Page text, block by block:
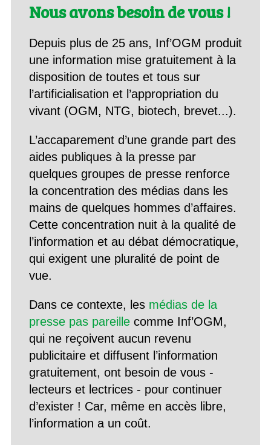
Nous avons besoin de vous !
Depuis plus de 25 ans, Inf’OGM produit
une information mise gratuitement à la
disposition de toutes et tous sur
l’artificialisation et l’appropriation du
vivant (OGM, NTG, biotech, brevet...).
L’accaparement d’une grande part des
aides publiques à la presse par
quelques groupes de presse renforce
la concentration des médias dans les
mains de quelques hommes d’affaires.
Cette concentration nuit à la qualité de
l’information et au débat démocratique,
qui exigent une pluralité de point de
vue.
Dans ce contexte, les médias de la
presse pas pareillecomme Inf’OGM,
qui ne reçoivent aucun revenu
publicitaire et diffusent l’information
gratuitement, ont besoin de vous -
lecteurs et lectrices - pour continuer
d’exister ! Car, même en accès libre,
l’information a un coût.